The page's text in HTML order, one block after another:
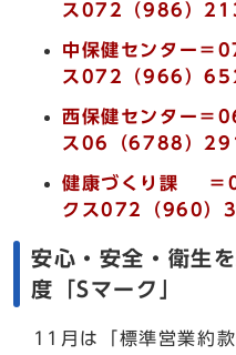
ス072（986）
中保健センター
ス072（966）
西保健センター
ス06（6788）
健康づくり課
クス072（960）
安心・安全・衛生
度「Sマーク」
11月は「標準営業約款